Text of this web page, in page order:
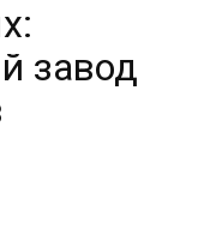
завод